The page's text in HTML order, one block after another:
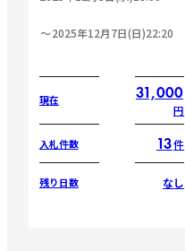
2025年12月7日(日)22:20
現在 31,000
円
入札件数 13件
残り日数 なし